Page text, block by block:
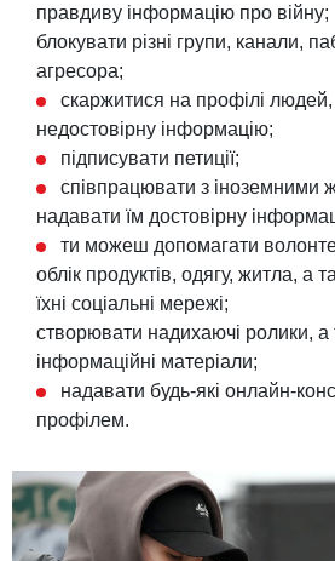
правдиву інформацію про війну;
блокувати різні групи, канали,
агресора;
скаржитися на профілі
недостовірну інформацію;
підписувати петиції;
співпрацювати з іноземними
надавати їм достовірну
ти можеш допомагати
облік продуктів, одягу, житла, а
їхні соціальні мережі;
створювати надихаючі ролики, а
інформаційні матеріали;
надавати будь-які онлайн-
профілем.